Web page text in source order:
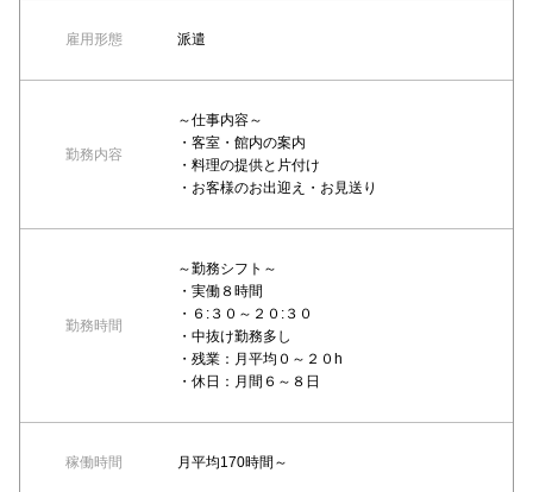
雇用形態 派遣
勤務内容
～仕事内容～
・客室・館内の案内
・料理の提供と片付け
・お客様のお出迎え・お見送り
勤務時間
～勤務シフト～
・実働８時間
・６:３０～２０:３０
・中抜け勤務多し
・残業：月平均０～２０h
・休日：月間６～８日
稼働時間 月平均170時間～